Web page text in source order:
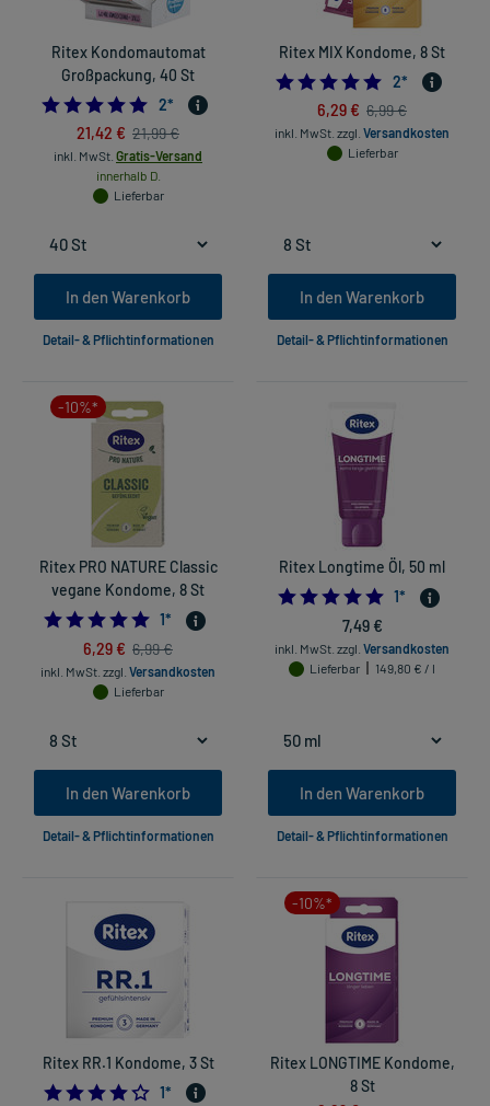
Ritex Kondomautomat
Großpackung, 40 St
5.0
2*
21,42 € 21,99 €
inkl. MwSt. Gratis-Versand
innerhalb D.
Lieferbar
In den Warenkorb
Detail- & Pflichtinformationen
Ritex MIX Kondome, 8 St
5.0
2*
6,29 € 6,99 €
inkl. MwSt. zzgl. Versandkosten
Lieferbar
In den Warenkorb
Detail- & Pflichtinformationen
-10%*
Ritex PRO NATURE Classic
vegane Kondome, 8 St
5.0
1*
6,29 € 6,99 €
inkl. MwSt. zzgl. Versandkosten
Lieferbar
In den Warenkorb
Detail- & Pflichtinformationen
Ritex Longtime Öl, 50 ml
5.0
1*
7,49 €
inkl. MwSt. zzgl. Versandkosten
Lieferbar
149,80 € / l
In den Warenkorb
Detail- & Pflichtinformationen
Ritex RR.1 Kondome, 3 St
4.0
1*
-10%*
Ritex LONGTIME Kondome,
8 St